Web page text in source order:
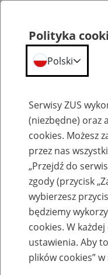
Przejdź do strony głównej
Polityka
Polski
Serwisy ZUS
(niezbędne) oraz
cookies. Możesz
przez nas
„Przejdź do
zgody (przycisk
wybierzesz
będziemy
cookies. W
ustawienia. Aby
plików cookies”